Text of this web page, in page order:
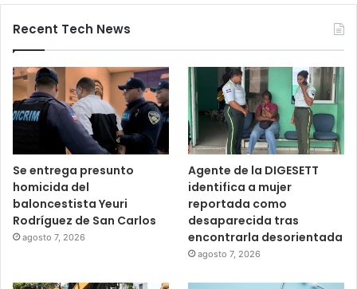
Recent Tech News
Se entrega presunto
homicida del
baloncestista Yeuri
Rodríguez de San Carlos
agosto 7, 2026
Agente de la DIGESETT
identifica a mujer
reportada como
desaparecida tras
encontrarla desorientada
agosto 7, 2026